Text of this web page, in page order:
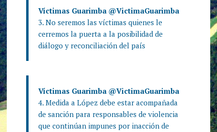
Víctimas Guarimba @VictimaGuarimba
3. No seremos las víctimas quienes le
cerremos la puerta a la posibilidad de
diálogo y reconciliación del país
Víctimas Guarimba @VictimaGuarimba
4. Medida a López debe estar acompañada
de sanción para responsables de violencia
que continúan impunes por inacción de